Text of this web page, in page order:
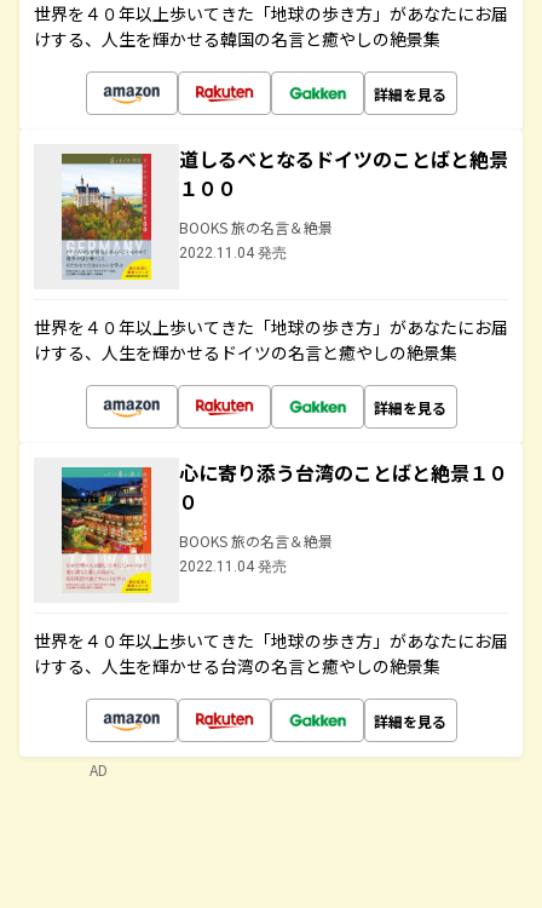
世界を４０年以上歩いてきた「地球の歩き方」があなたにお届
けする、人生を輝かせる韓国の名言と癒やしの絶景集
詳細を見る
道しるべとなるドイツのことばと絶景
１００
BOOKS 旅の名言＆絶景
2022.11.04 発売
世界を４０年以上歩いてきた「地球の歩き方」があなたにお届
けする、人生を輝かせるドイツの名言と癒やしの絶景集
詳細を見る
心に寄り添う台湾のことばと絶景１０
０
BOOKS 旅の名言＆絶景
2022.11.04 発売
世界を４０年以上歩いてきた「地球の歩き方」があなたにお届
けする、人生を輝かせる台湾の名言と癒やしの絶景集
詳細を見る
AD